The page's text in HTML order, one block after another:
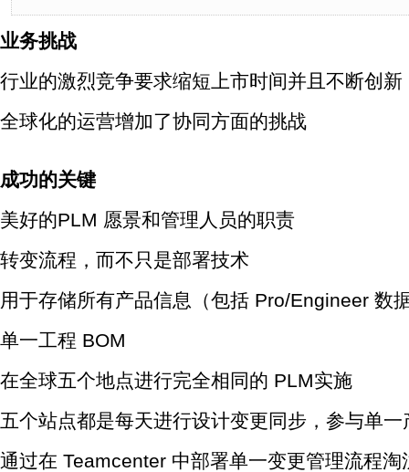
业务挑战
行业的激烈竞争要求缩短上市时间并且不断创新
全球化的运营增加了协同方面的挑战
成功的关键
美好的PLM 愿景和管理人员的职责
转变流程，而不只是部署技术
用于存储所有产品信息（包括 Pro/Engineer 数
单一工程 BOM
在全球五个地点进行完全相同的 PLM实施
五个站点都是每天进行设计变更同步，参与单
通过在 Teamcenter 中部署单一变更管理流程淘